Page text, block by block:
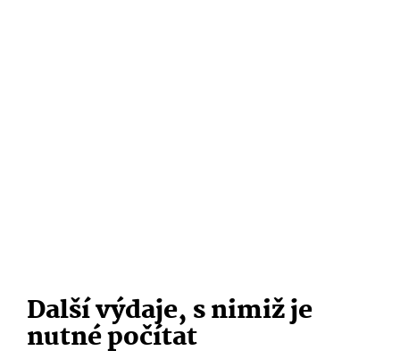
Další výdaje, s nimiž je
nutné počítat